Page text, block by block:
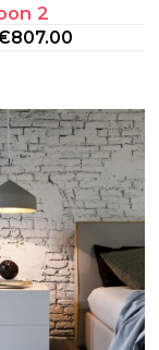
2
807.00